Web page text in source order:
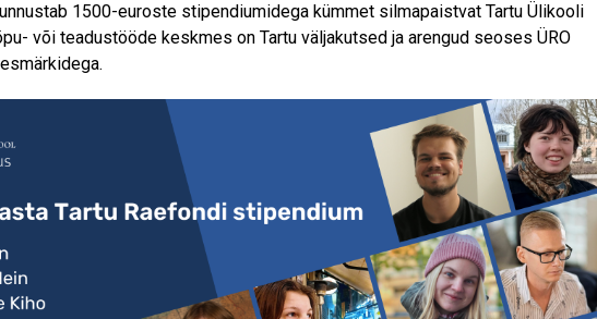
1500-euroste stipendiumidega kümmet silmapaistvat Tartu Ülikooli
või teadustööde keskmes on Tartu väljakutsed ja arengud seoses ÜRO